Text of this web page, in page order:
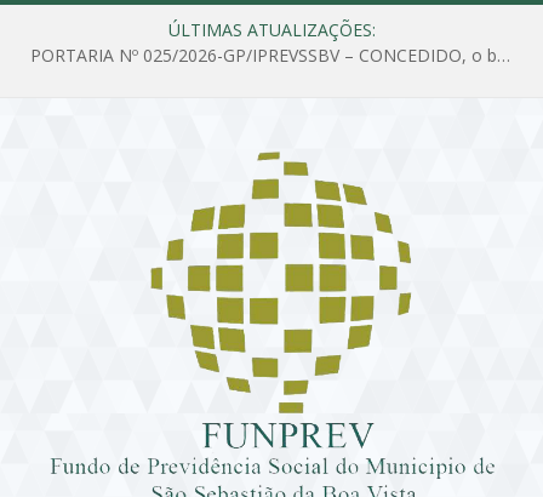
ÚLTIMAS ATUALIZAÇÕES:
PORTARIA Nº 025/2026-GP/IPREVSSBV – CONCEDIDO, o benefício de PENSÃO a MARIA ESTELA DOS SANTOS SOUZA